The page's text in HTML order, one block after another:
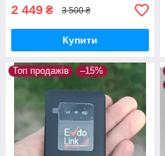
2 449 ₴ 3 500 ₴
Купити
Топ продажів –15%